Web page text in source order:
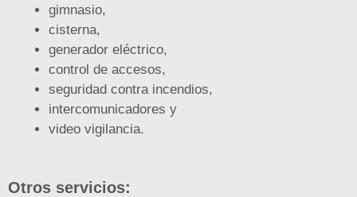
gimnasio,
cisterna,
generador eléctrico,
control de accesos,
seguridad contra incendios,
intercomunicadores y
video vigilancia.
Otros servicios: